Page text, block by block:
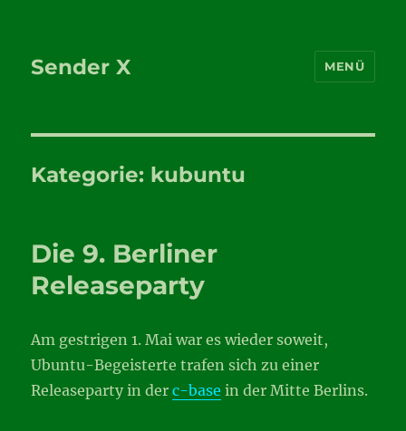
Sender X MENÜ
Kategorie: kubuntu
Die 9. Berliner
Releaseparty
Am gestrigen 1. Mai war es wieder soweit,
Ubuntu-Begeisterte trafen sich zu einer
Releaseparty in derc-base in der Mitte Berlins.